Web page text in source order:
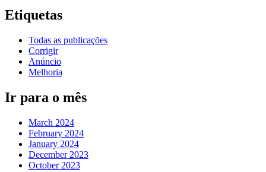
Etiquetas
Todas as publicações
Corrigir
Anúncio
Melhoria
Ir para o mês
March 2024
February 2024
January 2024
December 2023
October 2023